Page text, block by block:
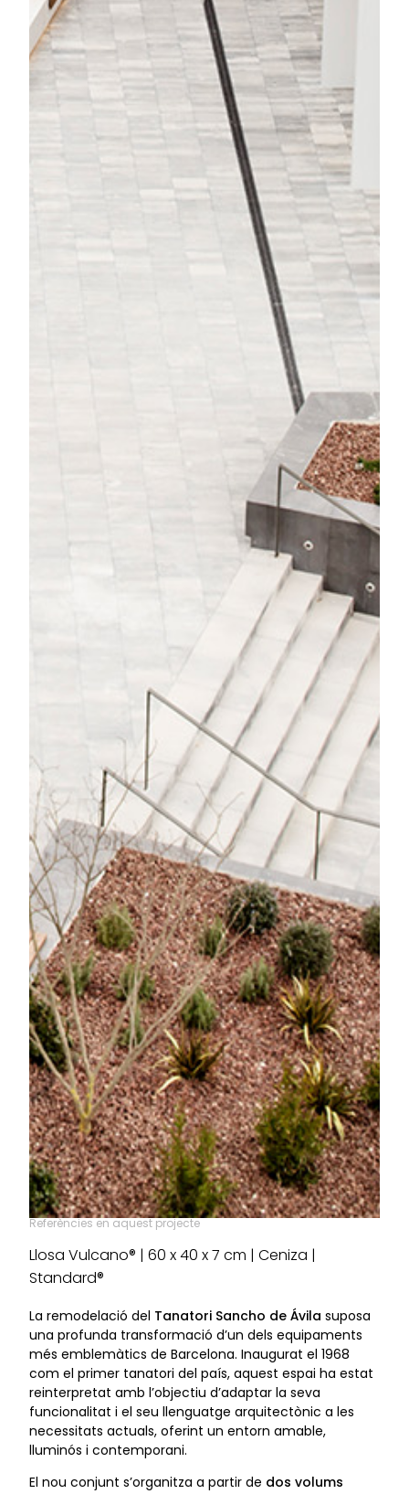
Referències en aquest projecte
Llosa Vulcano® | 60 x 40 x 7 cm | Ceniza |
Standard®
La remodelació del Tanatori Sancho de Ávila suposa
una profunda transformació d’un dels equipaments
més emblemàtics de Barcelona. Inaugurat el 1968
com el primer tanatori del país, aquest espai ha estat
reinterpretat amb l’objectiu d’adaptar la seva
funcionalitat i el seu llenguatge arquitectònic a les
necessitats actuals, oferint un entorn amable,
lluminós i contemporani.
El nou conjunt s’organitza a partir de dos volums